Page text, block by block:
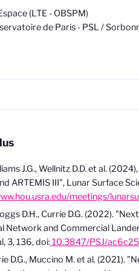
(LTE - OBSPM)
de Paris - PSL /
J.G., Wellnitz D.D. et al.
ARTEMIS III", Lunar Surface
meetings/
D.H., Currie D.G. (2022).
Network and Commercial
3, 136, doi:10.3847/PSJ/ac6c25
D.G., Muccino M. et al. (2021).